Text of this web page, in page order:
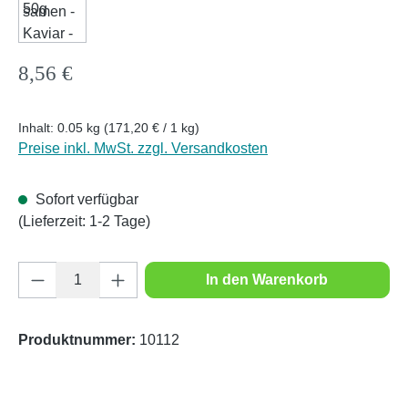
Regulärer Preis:
8,56 €
Inhalt: 0.05 kg (171,20 € / 1 kg)
Preise inkl. MwSt. zzgl. Versandkosten
Sofort verfügbar
(Lieferzeit: 1-2 Tage)
Produkt Anzahl: Gib den gewünschten
In den Warenkorb
Produktnummer: 10112